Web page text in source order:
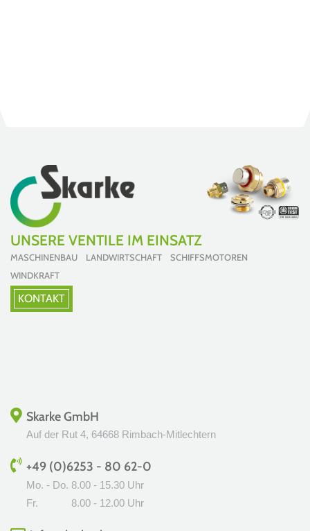
UNSERE VENTILE IM EINSATZ
MASCHINENBAU LANDWIRTSCHAFT SCHIFFSMOTOREN
WINDKRAFT
KONTAKT
Skarke GmbH
Auf der Rut 4, 64668 Rimbach-Mitlechtern
+49 (0)6253 - 80 62-0
Mo. - Do. 8.00 - 15.30 Uhr
Fr.
8.00 - 12.00 Uhr